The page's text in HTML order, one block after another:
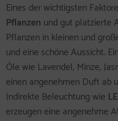
Eines der wichtigsten
Pflanzen und gut platzierte
Pflanzen in kleinen und
und eine schöne Aussicht.
Öle wie Lavendel, Minze,
einen angenehmen Duft ab
Indirekte Beleuchtung wie
erzeugen eine angenehme